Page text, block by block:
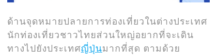
ด้านจุดหมายปลายการท่องเที่ยวในต่างประเทศ
นักท่องเที่ยวชาวไทยส่วนใหญ่อยากที่จะเดิน
ทางไปยังประเทศญี่ปุ่นมากที่สุด ตามด้วย